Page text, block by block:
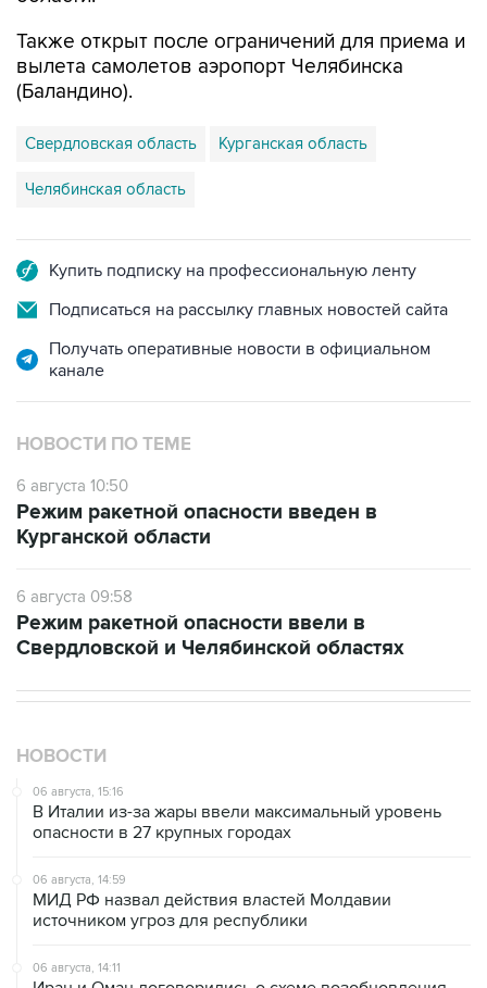
Также открыт после ограничений для приема и
вылета самолетов аэропорт Челябинска
(Баландино).
Свердловская область Курганская область
Челябинская область
Купить подписку на профессиональную ленту
Подписаться на рассылку главных новостей сайта
Получать оперативные новости в официальном
канале
НОВОСТИ ПО ТЕМЕ
6 августа 10:50
Режим ракетной опасности введен в
Курганской области
6 августа 09:58
Режим ракетной опасности ввели в
Свердловской и Челябинской областях
НОВОСТИ
06 августа, 15:16
В Италии из-за жары ввели максимальный уровень
опасности в 27 крупных городах
06 августа, 14:59
МИД РФ назвал действия властей Молдавии
источником угроз для республики
06 августа, 14:11